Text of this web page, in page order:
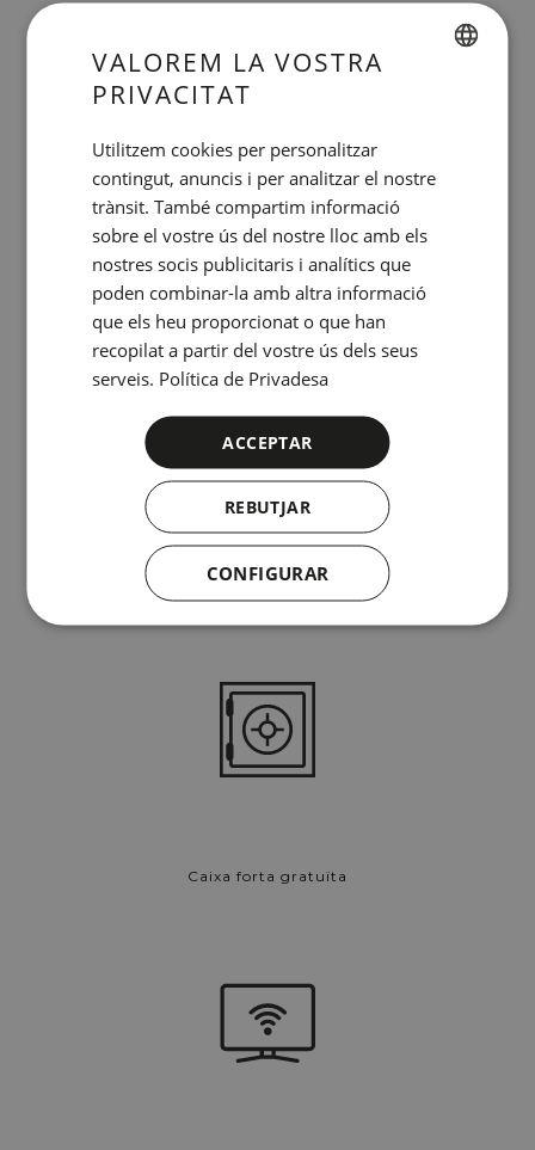
…
Climatització individual
WiFi Gratis
Caixa forta gratuïta
CATALAN
FRENCH
ITALIAN
VALOREM LA VOSTRA
PRIVACITAT
Utilitzem cookies per personalitzar
contingut, anuncis i per analitzar el nostre
trànsit. També compartim informació
sobre el vostre ús del nostre lloc amb els
nostres socis publicitaris i analítics que
poden combinar-la amb altra informació
que els heu proporcionat o que han
recopilat a partir del vostre ús dels seus
serveis. Política de Privadesa
ACCEPTAR
REBUTJAR
CONFIGURAR